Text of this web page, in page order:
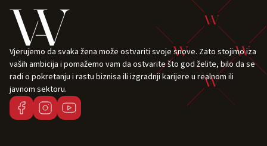
Vjerujemo da svaka žena može ostvariti svoje snove. Zato stojimo iza
vaših ambicija i pomažemo vam da ostvarite što god želite, bilo da se
radi o pokretanju i rastu biznisa ili izgradnji karijere u realnom ili
javnom sektoru.